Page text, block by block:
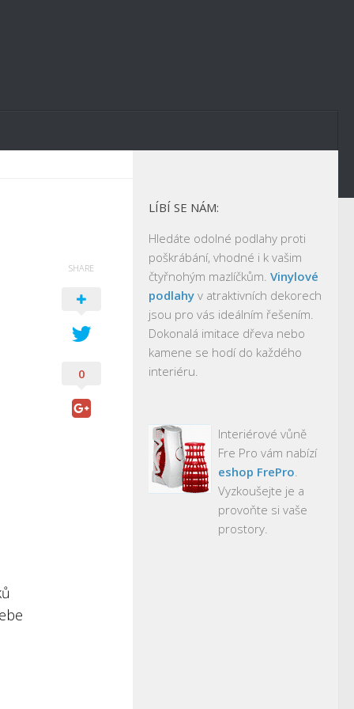
SHARE
0
LÍBÍ SE NÁM:
Hledáte odolné podlahy proti
poškrábání, vhodné i k vašim
čtyřnohým mazlíčkům. Vinylové
podlahy v atraktivních dekorech
jsou pro vás ideálním řešením.
Dokonalá imitace dřeva nebo
kamene se hodí do každého
interiéru.
Interiérové vůně
Fre Pro vám nabízí
eshop FrePro.
Vyzkoušejte je a
provoňte si vaše
prostory.